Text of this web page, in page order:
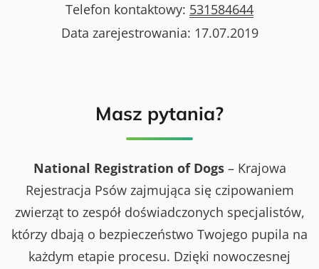
Telefon kontaktowy: 531584644
Data zarejestrowania: 17.07.2019
Masz pytania?
National Registration of Dogs– Krajowa
Rejestracja Psów zajmująca się czipowaniem
zwierząt to zespół doświadczonych specjalistów,
którzy dbają o bezpieczeństwo Twojego pupila na
każdym etapie procesu. Dzięki nowoczesnej